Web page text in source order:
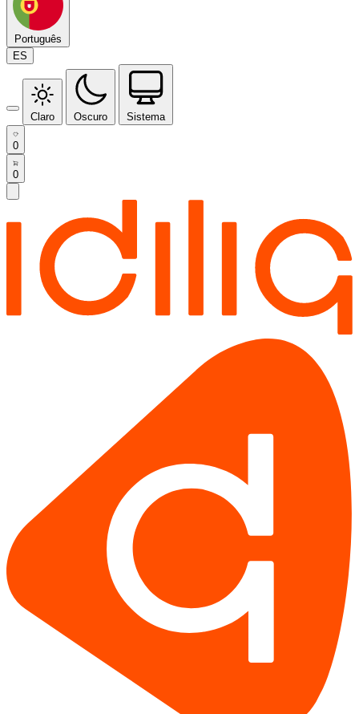
Português
ES
Claro Oscuro Sistema
0
0